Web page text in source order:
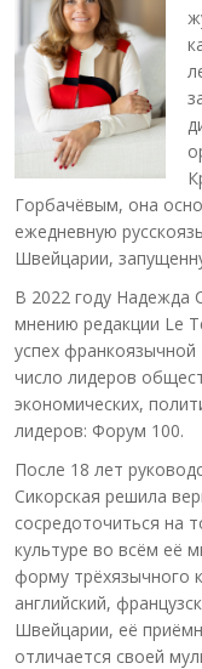
Горбачёвым, она
ежедневную
Швейцарии,
В 2022 году Надежда
мнению редакции Le
успех
число лидеров
экономических,
лидеров: Форум 100.
После 18 лет
Сикорская решила
сосредоточиться на
культуре во всём её
форму трёхязычного
английский,
Швейцарии, её
отличается своей